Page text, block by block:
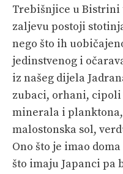
Trebišnjice u Bistrini
zaljevu postoji
nego što ih
jedinstvenog i
iz našeg dijela
zubaci, orhani, cipoli
minerala i
malostonska sol,
Ono što je imao
što imaju Japanci pa